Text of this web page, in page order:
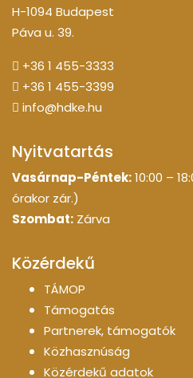
H-1094 Budapest
Páva u. 39.
+36 1 455-3333
+36 1 455-3399
info@hdke.hu
Nyitvatartás
Vasárnap-Péntek:10:00 –
órakor zár.)
Szombat: Zárva
Közérdekű
TÁMOP
Támogatás
Partnerek, támogatók
Közhasznúság
Közérdekű adatok